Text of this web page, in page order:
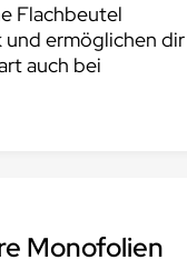
Flachbeutel
ermöglichen dir
auch bei
Monofolien